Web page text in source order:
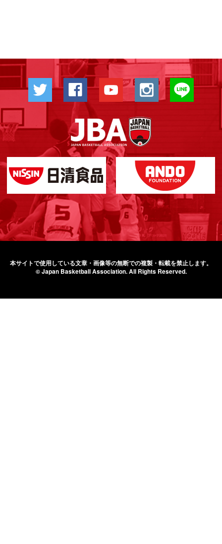
本サイトで使用している文章・画像等の無断での複製・転載を禁止します。
© Japan Basketball Association.All Rights Reserved.